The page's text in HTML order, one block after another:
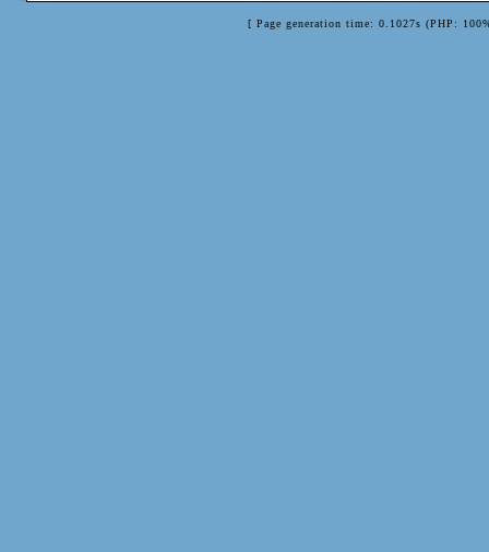
[ Page generation time: 0.1027s (PHP: